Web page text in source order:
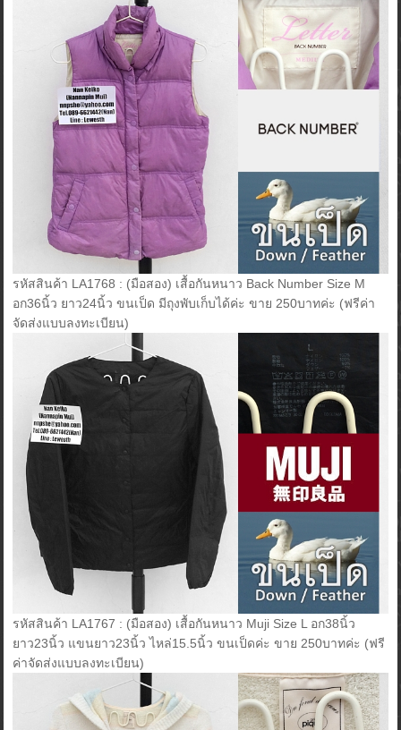
รหัสสินค้า LA1768 : (มือสอง) เสื้อกันหนาว Back Number Size M
อก36นิ้ว ยาว24นิ้ว ขนเป็ด มีถุงพับเก็บได้ค่ะ ขาย 250บาทค่ะ (ฟรีค่า
จัดส่งแบบลงทะเบียน)
รหัสสินค้า LA1767 : (มือสอง) เสื้อกันหนาว Muji Size L อก38นิ้ว
ยาว23นิ้ว แขนยาว23นิ้ว ไหล่15.5นิ้ว ขนเป็ดค่ะ ขาย 250บาทค่ะ (ฟรี
ค่าจัดส่งแบบลงทะเบียน)